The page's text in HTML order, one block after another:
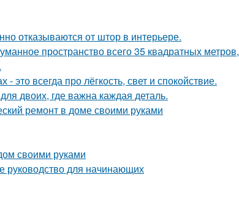
отказываются от штор в интерьере.
пространство всего 35 квадратных метров,
всегда про лёгкость, свет и спокойствие.
двоих, где важна каждая деталь.
ремонт в доме своими руками
своими руками
руководство для начинающих